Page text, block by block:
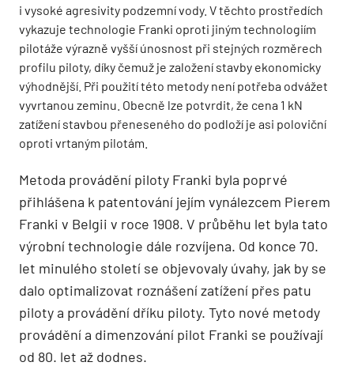
i vysoké agresivity podzemní vody. V těchto prostředích
vykazuje technologie Franki oproti jiným technologiím
pilotáže výrazně vyšší únosnost při stejných rozměrech
profilu piloty, díky čemuž je založení stavby ekonomicky
výhodnější. Při použití této metody není potřeba odvážet
vyvrtanou zeminu. Obecně lze potvrdit, že cena 1 kN
zatížení stavbou přeneseného do pod­loží je asi poloviční
oproti vrtaným pilotám.
Metoda provádění piloty Franki byla poprvé
přihlášena k patentování jejím vynálezcem Pierem
Franki v Belgii v roce 1908. V průběhu let byla tato
výrobní technologie dále rozvíjena. Od konce 70.
let minulého století se objevovaly úvahy, jak by se
dalo optimalizovat roznášení zatížení přes patu
piloty a provádění dříku piloty. Tyto nové metody
provádění a dimenzování pilot Franki se používají
od 80. let až dodnes.